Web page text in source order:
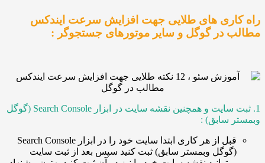
های طلایی جهت افزایش سرعت ایندکس
در گوگل و سایر موتورهای جستجوگر :
1. ثبت سایت و همچنین نقشه سایت در ابزار Search Console (گوگل
سابق) :
قبل از هر کاری ابتدا سایت خود را در ابزار Search Console
وبمستر سابق) ثبت کنید سپس بعد از ثبت سایت